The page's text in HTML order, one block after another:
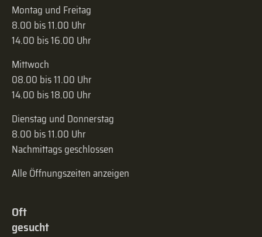
Montag und Freitag
8.00 bis 11.00 Uhr
14.00 bis 16.00 Uhr
Mittwoch
08.00 bis 11.00 Uhr
14.00 bis 18.00 Uhr
Dienstag und Donnerstag
8.00 bis 11.00 Uhr
Nachmittags geschlossen
Alle Öffnungszeiten anzeigen
Oft
gesucht